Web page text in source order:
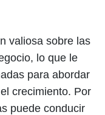
valiosa sobre las
lo que le
para abordar
crecimiento. Por
puede conducir